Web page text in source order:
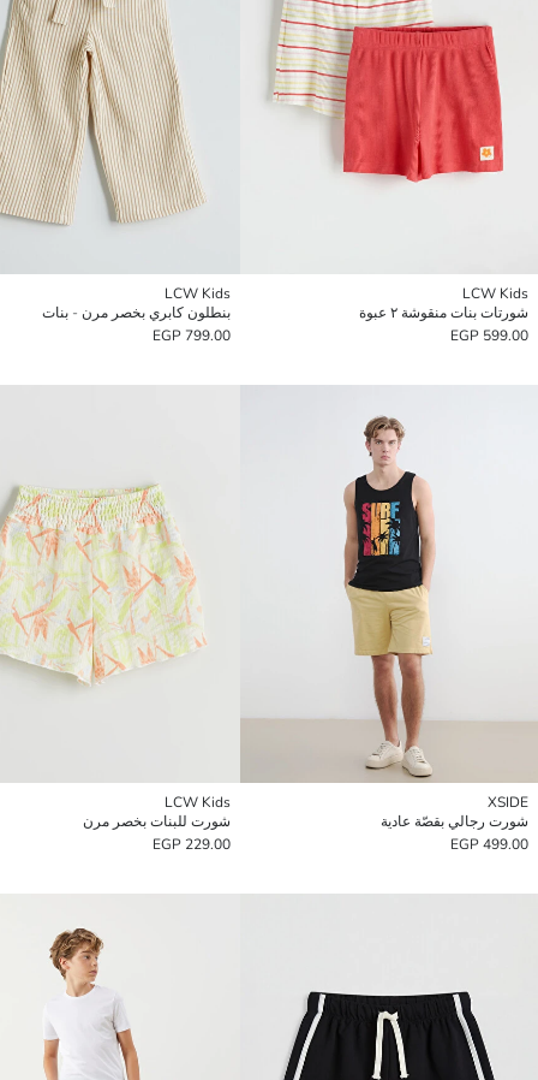
LCW Kids
شورتات بنات منقوشة ٢ عبوة
599.00 EGP
LCW Kids
بنطلون كابري بخصر مرن - بنات
799.00 EGP
XSIDE
شورت رجالي بقصّة عادية
499.00 EGP
LCW Kids
شورت للبنات بخصر مرن
229.00 EGP